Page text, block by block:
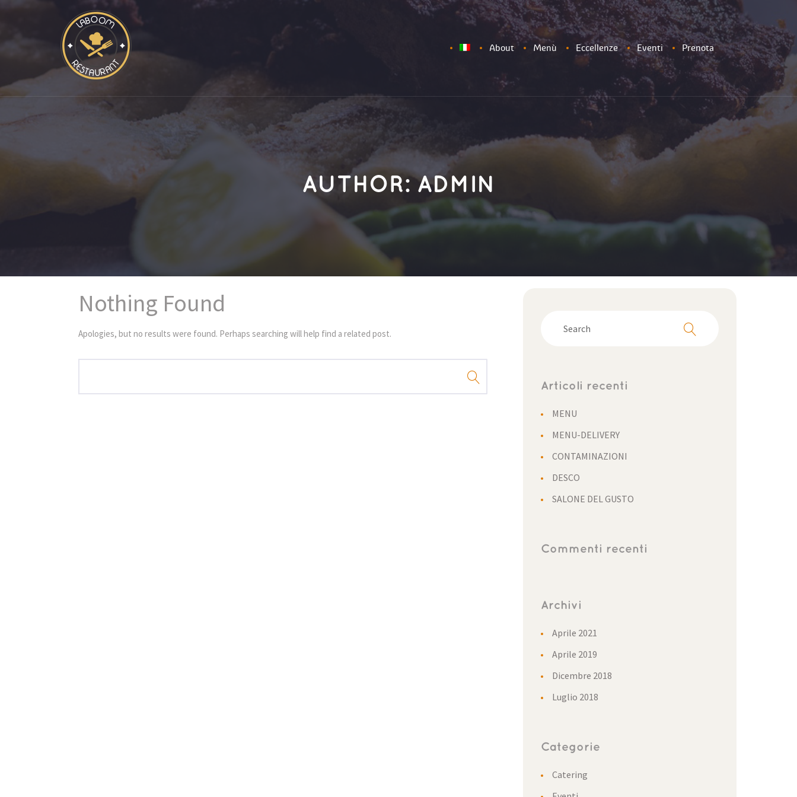
About Menù Eccellenze Eventi Prenota
AUTHOR:ADMIN
Nothing Found
Apologies, but no results were found. Perhaps searching will help find a related post.
Articoli recenti
MENU
MENU-DELIVERY
CONTAMINAZIONI
DESCO
SALONE DEL GUSTO
Commenti recenti
Archivi
Aprile 2021
Aprile 2019
Dicembre 2018
Luglio 2018
Categorie
Catering